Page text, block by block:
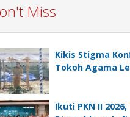
Miss
Kikis Stigma
Tokoh Agama
Ikuti PKN II